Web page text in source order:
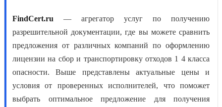
FindCert.ru — агрегатор услуг по получению
разрешительной документации, где вы можете сравнить
предложения от различных компаний по оформлению
лицензии на сбор и транспортировку отходов 1 4 класса
опасности. Выше представлены актуальные цены и
условия от проверенных исполнителей, что поможет
выбрать оптимальное предложение для получения